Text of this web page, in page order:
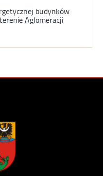
budynków
Aglomeracji